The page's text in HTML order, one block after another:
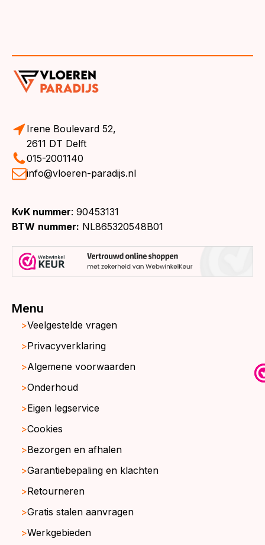
Irene Boulevard 52,
2611 DT Delft
015-2001140
info@vloeren-paradijs.nl
KvK nummer: 90453131
BTW nummer: NL865320548B01
Menu
Veelgestelde vragen
Privacyverklaring
Algemene voorwaarden
Onderhoud
Eigen legservice
Cookies
Bezorgen en afhalen
Garantiebepaling en klachten
Retourneren
Gratis stalen aanvragen
Werkgebieden